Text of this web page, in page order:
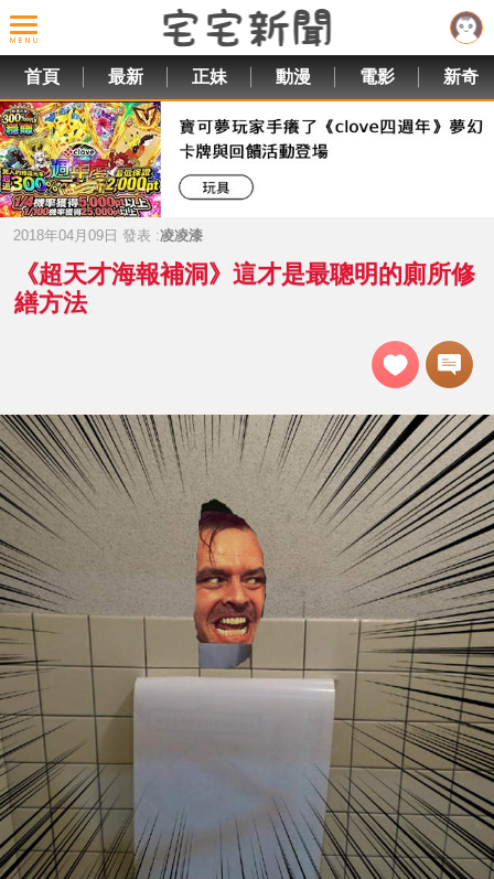
首頁 最新 正妹 動漫 電影 新奇
2018年04月09日 發表 :凌凌漆
《超天才海報補洞》這才是最聰明的廁所修
繕方法